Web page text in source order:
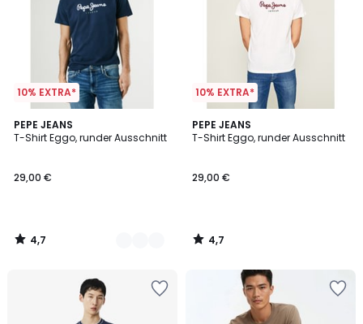
10% EXTRA*
PEPE JEANS
T-Shirt Eggo, runder Ausschnitt
29,00 €
4,7
/ 5
2
Farben
4,7
/
10% EXTRA*
PEPE JEANS
T-Shirt Eggo, runder Ausschnitt
29,00 €
4,7
/ 5
4,7
/